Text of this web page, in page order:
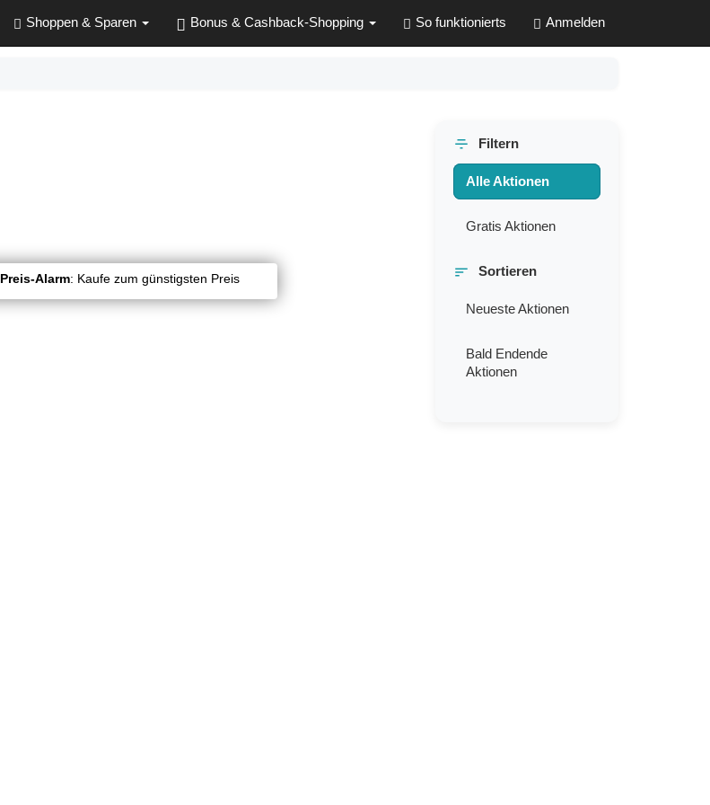
Shoppen & Sparen Bonus & Cashback-Shopping So funktionierts Anmelden
Filtern
Alle Aktionen
Gratis Aktionen
Sortieren
Neueste Aktionen
Bald Endende
Aktionen
Preis-Alarm: Kaufe zum günstigsten Preis